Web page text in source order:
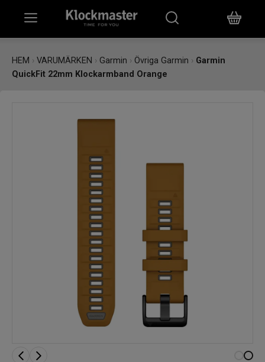
KLOCKOR
HEM › VARUMÄRKEN › Garmin › Övriga Garmin › Garmin
QuickFit 22mm Klockarmband Orange